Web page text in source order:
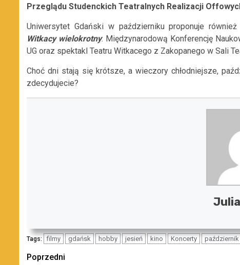
Przeglądu Studenckich Teatralnych Realizacji
Uniwersytet Gdański w październiku proponuje
Witkacy wielokrotny: Międzynarodową Konferencję
UG oraz spektakl Teatru Witkacego z Zakopanego w Sali
Choć dni stają się krótsze, a wieczory chłodniejsze,
zdecydujecie?
Tags: filmy gdańsk hobby jesień kino Koncerty październik
Zobacz
Poprzedni